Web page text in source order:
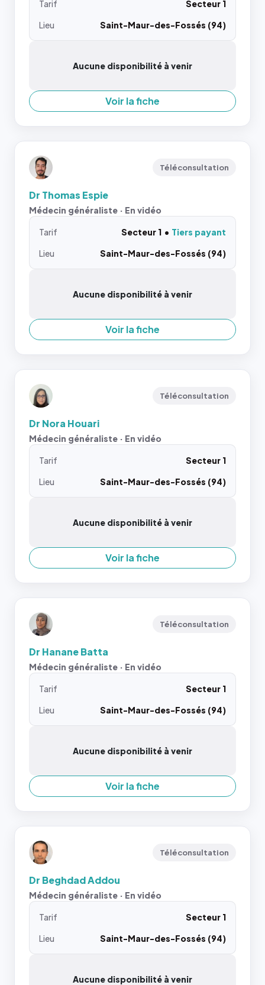
Tarif
Secteur 1
Lieu
Saint-Maur-des-Fossés (94)
Aucune disponibilité à venir
Voir la fiche
Téléconsultation
Dr Thomas Espie
Médecin généraliste · En vidéo
Tarif Secteur 1
Tiers payant
Lieu
Saint-Maur-des-Fossés (94)
Aucune disponibilité à venir
Voir la fiche
Téléconsultation
Dr Nora Houari
Médecin généraliste · En vidéo
Tarif
Secteur 1
Lieu
Saint-Maur-des-Fossés (94)
Aucune disponibilité à venir
Voir la fiche
Téléconsultation
Dr Hanane Batta
Médecin généraliste · En vidéo
Tarif
Secteur 1
Lieu
Saint-Maur-des-Fossés (94)
Aucune disponibilité à venir
Voir la fiche
Téléconsultation
Dr Beghdad Addou
Médecin généraliste · En vidéo
Tarif
Secteur 1
Lieu
Saint-Maur-des-Fossés (94)
Aucune disponibilité à venir